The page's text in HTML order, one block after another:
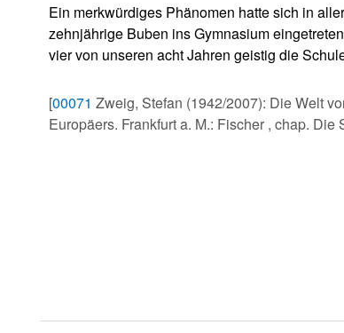
Ein merkwürdiges Phänomen hatte sich in
zehnjährige Buben ins Gymnasium
vier von unseren acht Jahren geistig die
[00071 Zweig, Stefan (1942/2007): Die Welt
Europäers. Frankfurt a. M.: Fischer , chap.